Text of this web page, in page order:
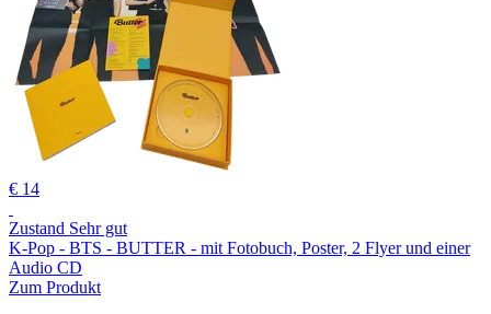
€ 14
Zustand Sehr gut
K-Pop - BTS - BUTTER - mit Fotobuch, Poster, 2 Flyer und einer
Audio CD
Zum Produkt